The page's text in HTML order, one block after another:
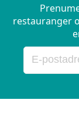
Med
Serveras
restauranger